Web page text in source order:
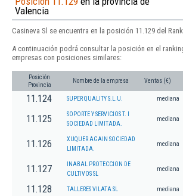
Valencia
Casineva Sl se encuentra en la posición 11.129 del
A continuación podrá consultar la posición en el
empresas con posiciones similares:
Posición
Provincia
Nombre de la empresa Ventas (€)
11.124 SUPER QUALITY S.L.U. mediana
11.125
SOPORTE Y SERVICIOS T. I
SOCIEDAD LIMITADA.
mediana
11.126
XUQUER AGAIN SOCIEDAD
LIMITADA.
mediana
11.127
INABAL PROTECCION DE
CULTIVOS SL
mediana
11.128 TALLERES VILATA SL mediana